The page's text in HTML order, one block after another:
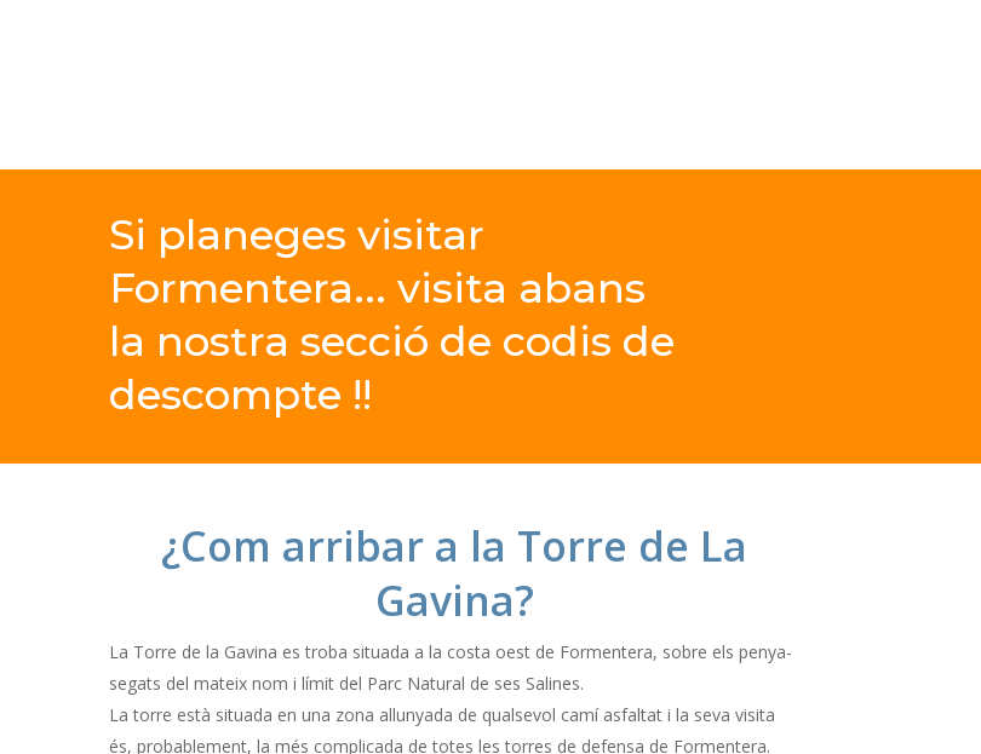
Si planeges visitar
Formentera... visita abans
la nostra secció de codis de
descompte !!
¿Com arribar a la Torre de La
Gavina?
La Torre de la Gavina es troba situada a la costa oest de Formentera, sobre els penya-
segats del mateix nom i límit del Parc Natural de ses Salines.
La torre està situada en una zona allunyada de qualsevol camí asfaltat i la seva visita
és, probablement, la més complicada de totes les torres de defensa de Formentera.